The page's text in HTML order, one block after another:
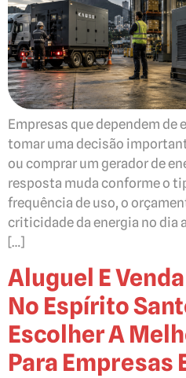
Empresas que dependem
tomar uma decisão
ou comprar um gerador de
resposta muda conforme o
frequência de uso, o
criticidade da energia no dia
[…]
Aluguel E
No Espírito
Escolher A
Para Empresas